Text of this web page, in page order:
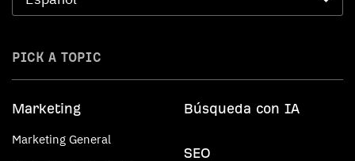
PICK A TOPIC
Marketing
Marketing General
Búsqueda con IA
SEO